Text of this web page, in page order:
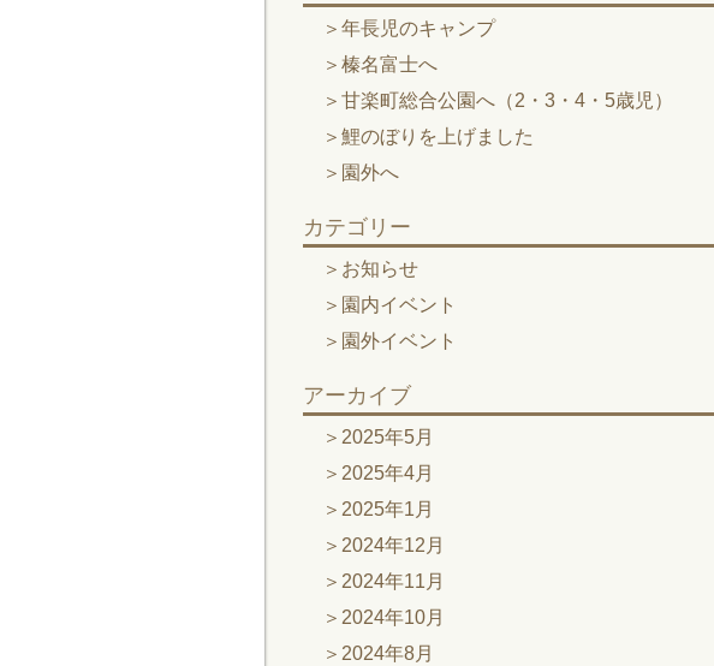
年長児のキャンプ
榛名富士へ
甘楽町総合公園へ（2・3・4・5歳児）
鯉のぼりを上げました
園外へ
カテゴリー
お知らせ
園内イベント
園外イベント
アーカイブ
2025年5月
2025年4月
2025年1月
2024年12月
2024年11月
2024年10月
2024年8月